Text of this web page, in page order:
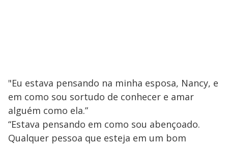
"Eu estava pensando na minha esposa, Nancy, e
em como sou sortudo de conhecer e amar
alguém como ela.”
“Estava pensando em como sou abençoado.
Qualquer pessoa que esteja em um bom